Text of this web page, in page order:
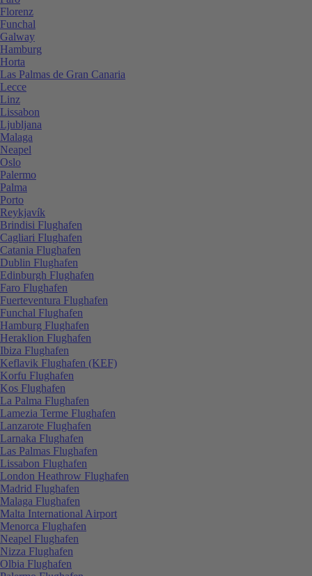
Florenz
Funchal
Galway
Hamburg
Horta
Las Palmas de Gran Canaria
Lecce
Linz
Lissabon
Ljubljana
Malaga
Neapel
Oslo
Palermo
Palma
Porto
Reykjavík
Brindisi Flughafen
Cagliari Flughafen
Catania Flughafen
Dublin Flughafen
Edinburgh Flughafen
Faro Flughafen
Fuerteventura Flughafen
Funchal Flughafen
Hamburg Flughafen
Heraklion Flughafen
Ibiza Flughafen
Keflavik Flughafen (KEF)
Korfu Flughafen
Kos Flughafen
La Palma Flughafen
Lamezia Terme Flughafen
Lanzarote Flughafen
Larnaka Flughafen
Las Palmas Flughafen
Lissabon Flughafen
London Heathrow Flughafen
Madrid Flughafen
Malaga Flughafen
Malta International Airport
Menorca Flughafen
Neapel Flughafen
Nizza Flughafen
Olbia Flughafen